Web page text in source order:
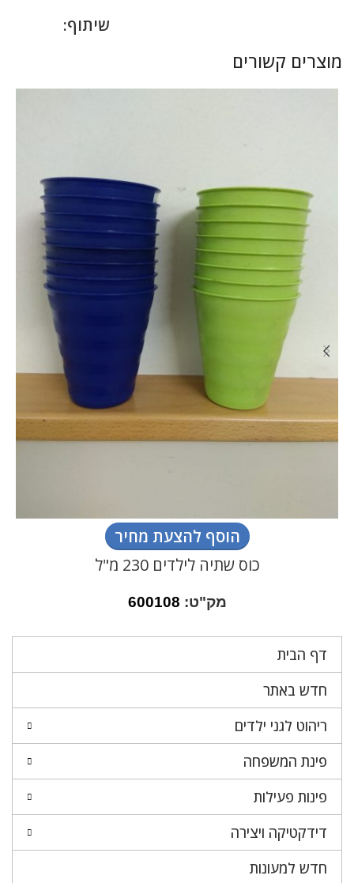
דף הבית
חדש באתר
ריהוט לגני ילדים
פינת המשפחה
פינות פעילות
דידקטיקה ויצירה
חדש למעונות
שיתוף:
מוצרים קשורים
הוסף להצעת מחיר
כוס שתיה לילדים 230 מ"ל
מק"ט: 600108